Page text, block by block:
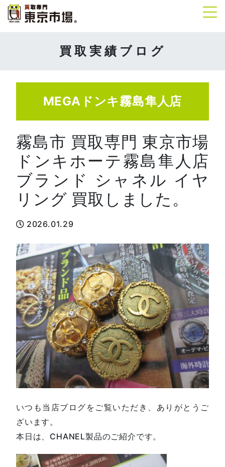
買取実績ブログ
MEGAドンキ霧島隼人店
霧島市 買取専門 東京市場
ドンキホーテ霧島隼人店
ブランド シャネル イヤ
リング 買取しました。
2026.01.29
いつも当店ブログをご覧いただき、ありがとうご
ざいます。
本日は、CHANEL製品のご紹介です。